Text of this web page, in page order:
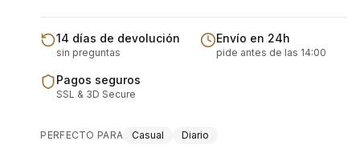
14 días de devolución
sin preguntas
Envío en 24h
pide antes de las 14:00
Pagos seguros
SSL & 3D Secure
PERFECTO PARA Casual Diario